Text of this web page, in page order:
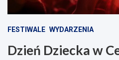
FESTIWALE WYDARZENIA
Dzień Dziecka w